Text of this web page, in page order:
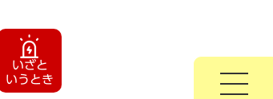
いざと
いうとき